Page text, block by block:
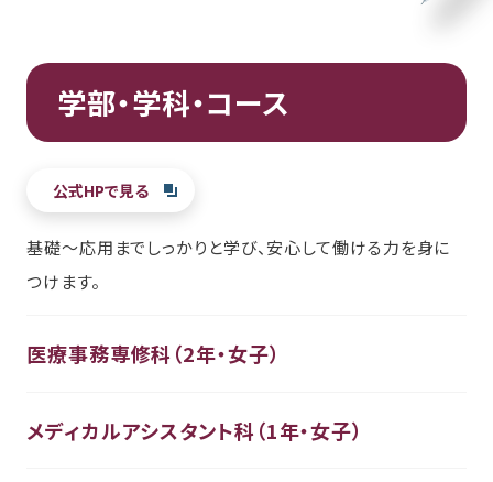
学部・学科・コース
公式HPで見る
基礎～応用までしっかりと学び、安心して働ける力を身に
つけます。
医療事務専修科（2年・女子）
メディカルアシスタント科（1年・女子）